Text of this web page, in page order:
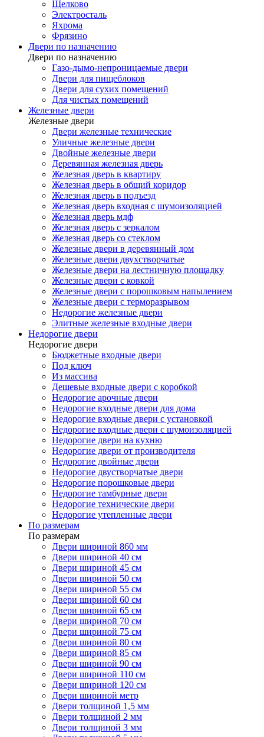
Щелково
Электросталь
Яхрома
Фрязино
Двери по назначению
Двери по назначению
Газо-дымо-непроницаемые двери
Двери для пищеблоков
Двери для сухих помещений
Для чистых помещений
Железные двери
Железные двери
Двери железные технические
Уличные железные двери
Двойные железные двери
Деревянная железная дверь
Железная дверь в квартиру
Железная дверь в общий коридор
Железная дверь в подъезд
Железная дверь входная с шумоизоляцией
Железная дверь мдф
Железная дверь с зеркалом
Железная дверь со стеклом
Железные двери в деревянный дом
Железные двери двухстворчатые
Железные двери на лестничную площадку
Железные двери с ковкой
Железные двери с порошковым напылением
Железные двери с терморазрывом
Недорогие железные двери
Элитные железные входные двери
Недорогие двери
Недорогие двери
Бюджетные входные двери
Под ключ
Из массива
Дешевые входные двери с коробкой
Недорогие арочные двери
Недорогие входные двери для дома
Недорогие входные двери с установкой
Недорогие входные двери с шумоизоляцией
Недорогие двери на кухню
Недорогие двери от производителя
Недорогие двойные двери
Недорогие двустворчатые двери
Недорогие порошковые двери
Недорогие тамбурные двери
Недорогие технические двери
Недорогие утепленные двери
По размерам
По размерам
Двери шириной 860 мм
Двери шириной 40 см
Двери шириной 45 см
Двери шириной 50 см
Двери шириной 55 см
Двери шириной 60 см
Двери шириной 65 см
Двери шириной 70 см
Двери шириной 75 см
Двери шириной 80 см
Двери шириной 85 см
Двери шириной 90 см
Двери шириной 110 см
Двери шириной 120 см
Двери шириной метр
Двери толщиной 1,5 мм
Двери толщиной 2 мм
Двери толщиной 3 мм